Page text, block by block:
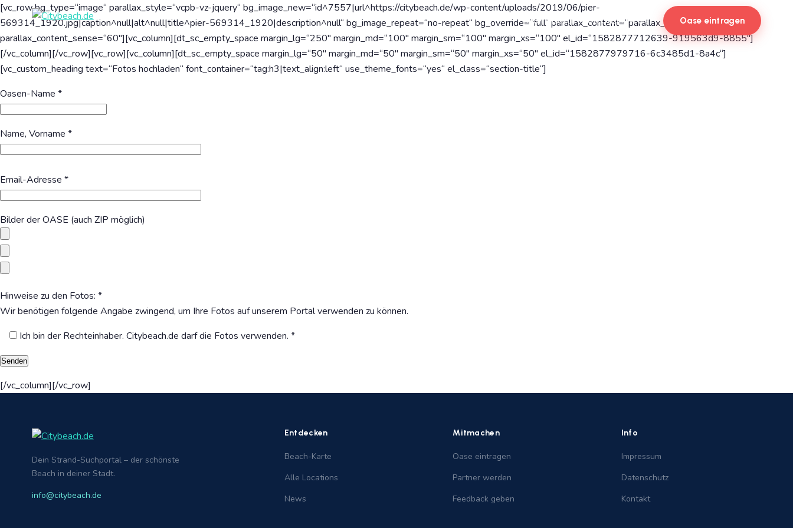
HomeBeach-KarteOasenNews Oase eintragen
[vc_row bg_type=“image“ parallax_style=“vcpb-vz-jquery“ bg_image_new=“id^7557|url^https://citybeach.de/wp-content/uploads/2019/06/pier-
569314_1920.jpg|caption^null|alt^null|title^pier-569314_1920|description^null“ bg_image_repeat=“no-repeat“ bg_override=“full“ parallax_content=“parallax_content_value“
parallax_content_sense=“60″][vc_column][dt_sc_empty_space margin_lg=“250″ margin_md=“100″ margin_sm=“100″ margin_xs=“100″ el_id=“1582877712639-919563d9-8855″]
[/vc_column][/vc_row][vc_row][vc_column][dt_sc_empty_space margin_lg=“50″ margin_md=“50″ margin_sm=“50″ margin_xs=“50″ el_id=“1582877979716-6c3485d1-8a4c“]
[vc_custom_heading text=“Fotos hochladen“ font_container=“tag:h3|text_align:left“ use_theme_fonts=“yes“ el_class=“section-title“]
Oasen-Name *
Name, Vorname *
Email-Adresse *
Bilder der OASE (auch ZIP möglich)
Hinweise zu den Fotos: *
Wir benötigen folgende Angabe zwingend, um Ihre Fotos auf unserem Portal verwenden zu können.
Ich bin der Rechteinhaber. Citybeach.de darf die Fotos verwenden. *
[/vc_column][/vc_row]
Dein Strand-Suchportal – der schönste
Beach in deiner Stadt.
info@citybeach.de
Entdecken
Beach-Karte
Alle Locations
News
Mitmachen
Oase eintragen
Partner werden
Feedback geben
Info
Impressum
Datenschutz
Kontakt